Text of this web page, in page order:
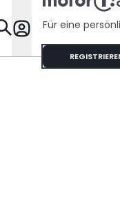
Für eine